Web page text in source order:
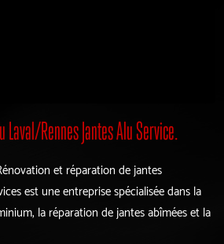
Laval/Rennes Jantes Alu Service.
et réparation de jantes
est une entreprise spécialisée dans la
la réparation de jantes abîmées et la